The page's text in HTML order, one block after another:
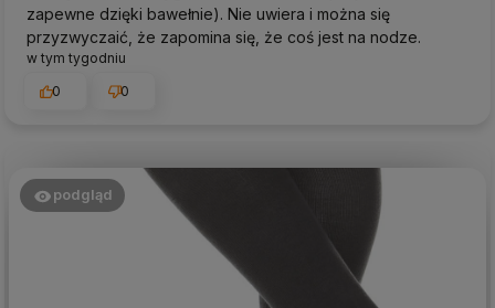
zapewne dzięki bawełnie). Nie uwiera i można się
przyzwyczaić, że zapomina się, że coś jest na nodze.
w tym tygodniu
0
0
podgląd